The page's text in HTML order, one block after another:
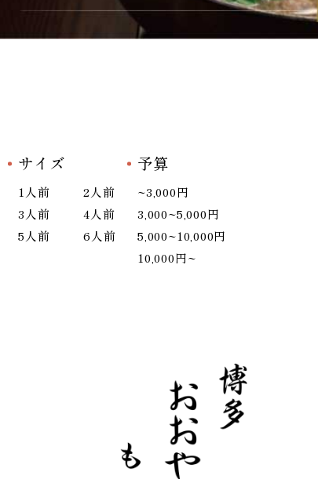
サイズ
1人前
2人前
3人前
4人前
5人前
6人前
予算
~3,000円
3,000~5,000円
5,000~10,000円
10,000円~